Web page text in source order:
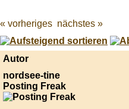
Best
online
live
casino
« vorheriges nächstes »
Autor
nordsee-tine
Posting Freak